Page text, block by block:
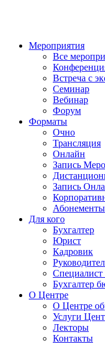
Мероприятия
Все
Встреча с
Семинар
Вебинар
Форум
Форматы
Очно
Трансляция
Онлайн
Запись
Запись
Абонементы
Для кого
Бухгалтер
Юрист
Кадровик
Специалист
Бухгалтер
О Центре
О Центре
Услуги
Лекторы
Контакты